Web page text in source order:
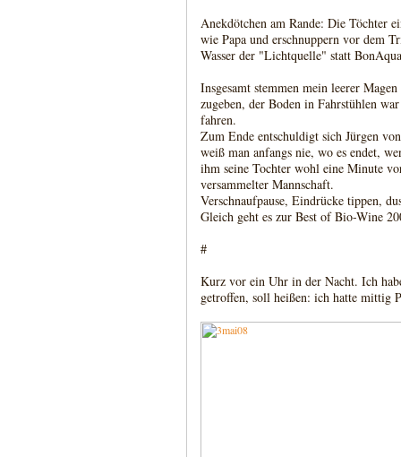
Anekdötchen am Rande: Die Töchter
wie Papa und erschnuppern vor dem
Wasser der "Lichtquelle" statt
Insgesamt stemmen mein leerer
zugeben, der Boden in Fahrstühlen
fahren.
Zum Ende entschuldigt sich Jürgen
weiß man anfangs nie, wo es endet,
ihm seine Tochter wohl eine Minute
versammelter Mannschaft.
Verschnaufpause, Eindrücke tippen,
Gleich geht es zur Best of Bio-Wine
#
Kurz vor ein Uhr in der Nacht. Ich
getroffen, soll heißen: ich hatte mittig